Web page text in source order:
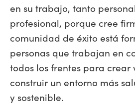
en su trabajo, tanto
profesional, porque cree
comunidad de éxito está
personas que trabajan en
todos los frentes para
construir un entorno más
y sostenible.